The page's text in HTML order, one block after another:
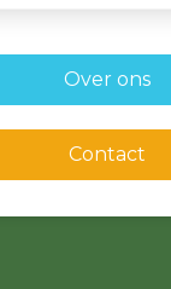
Over ons
Contact